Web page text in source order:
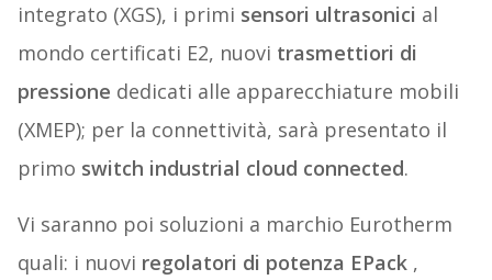
integrato (XGS), i primi sensori ultrasonici al
mondo certificati E2, nuovi trasmettiori di
pressione dedicati alle apparecchiature mobili
(XMEP); per la connettività, sarà presentato il
primo switch industrial cloud connected.
Vi saranno poi soluzioni a marchio Eurotherm
quali: i nuovi regolatori di potenza EPack,